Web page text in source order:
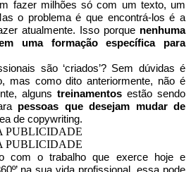
fazer milhões só com um texto, um
o problema é que encontrá-los é a
atualmente. Isso porque nenhuma
uma formação específica para
são ‘criados’? Sem dúvidas é
mas como dito anteriormente, não é
alguns treinamentos estão sendo
pessoas que desejam mudar de
de copywriting.
PUBLICIDADE
PUBLICIDADE
com o trabalho que exerce hoje e